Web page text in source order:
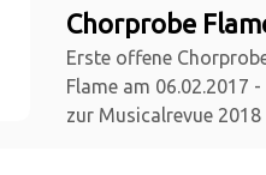
Chorprobe
Erste offene
Flame am 06.02.2017
zur Musicalrevue 2018